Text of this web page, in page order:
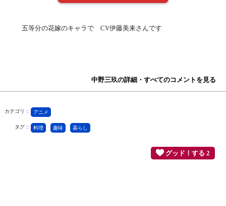
五等分の花嫁のキャラで CV伊藤美来さんです
中野三玖の詳細・すべてのコメントを見る
カテゴリ： アニメ
タグ： 料理 趣味 暮らし
グッド！する 2